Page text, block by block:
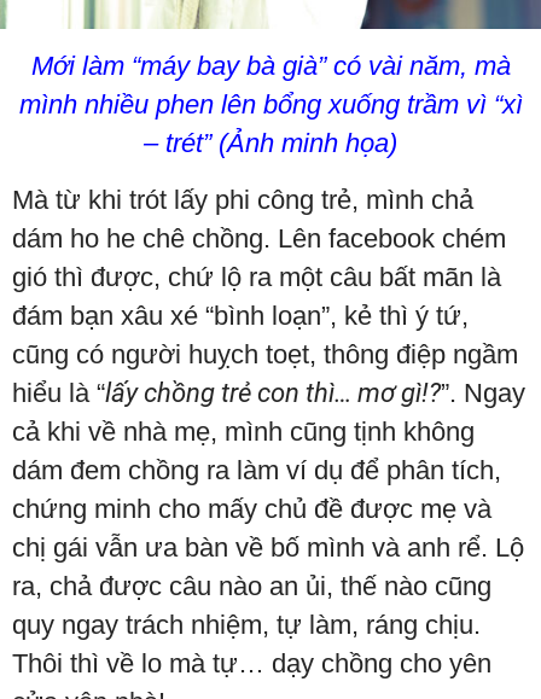
Mới làm “máy bay bà già” có vài năm, mà
mình nhiều phen lên bổng xuống trầm vì “xì
– trét” (Ảnh minh họa)
Mà từ khi trót lấy phi công trẻ, mình chả
dám ho he chê chồng. Lên facebook chém
gió thì được, chứ lộ ra một câu bất mãn là
đám bạn xâu xé “bình loạn”, kẻ thì ý tứ,
cũng có người huỵch toẹt, thông điệp ngầm
hiểu là “lấy chồng trẻ con thì… mơ gì!?”. Ngay
cả khi về nhà mẹ, mình cũng tịnh không
dám đem chồng ra làm ví dụ để phân tích,
chứng minh cho mấy chủ đề được mẹ và
chị gái vẫn ưa bàn về bố mình và anh rể. Lộ
ra, chả được câu nào an ủi, thế nào cũng
quy ngay trách nhiệm, tự làm, ráng chịu.
Thôi thì về lo mà tự… dạy chồng cho yên